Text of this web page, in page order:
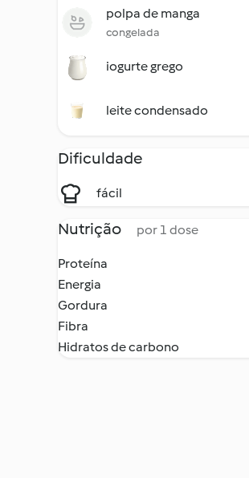
polpa de manga
congelada
iogurte grego
leite condensado
Dificuldade
fácil
Nutrição por 1 dose
Proteína
Energia
Gordura
Fibra
Hidratos de carbono